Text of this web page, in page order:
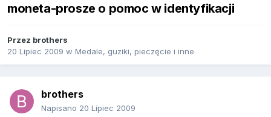
moneta-prosze o pomoc w identyfikacji
Przez brothers
20 Lipiec 2009 w Medale, guziki, pieczęcie i inne
brothers
Napisano 20 Lipiec 2009